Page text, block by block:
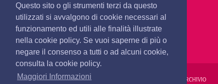
Questo sito o gli strumenti terzi da questo
utilizzati si avvalgono di cookie necessari al
funzionamento ed utili alle finalità illustrate
nella cookie policy. Se vuoi saperne di più o
negare il consenso a tutti o ad alcuni cookie,
consulta la cookie policy.
Maggiori Informazioni
redazione@olbianotizie.it
REDAZIONE PUBBLICITÀ PRIVACY E COOKIES ARCHIVIO